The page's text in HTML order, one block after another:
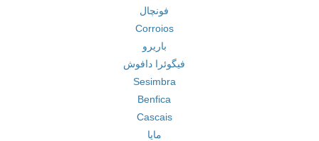
فونچال
Corroios
باریرو
فیگوئرا دافوش
Sesimbra
Benfica
Cascais
مایا